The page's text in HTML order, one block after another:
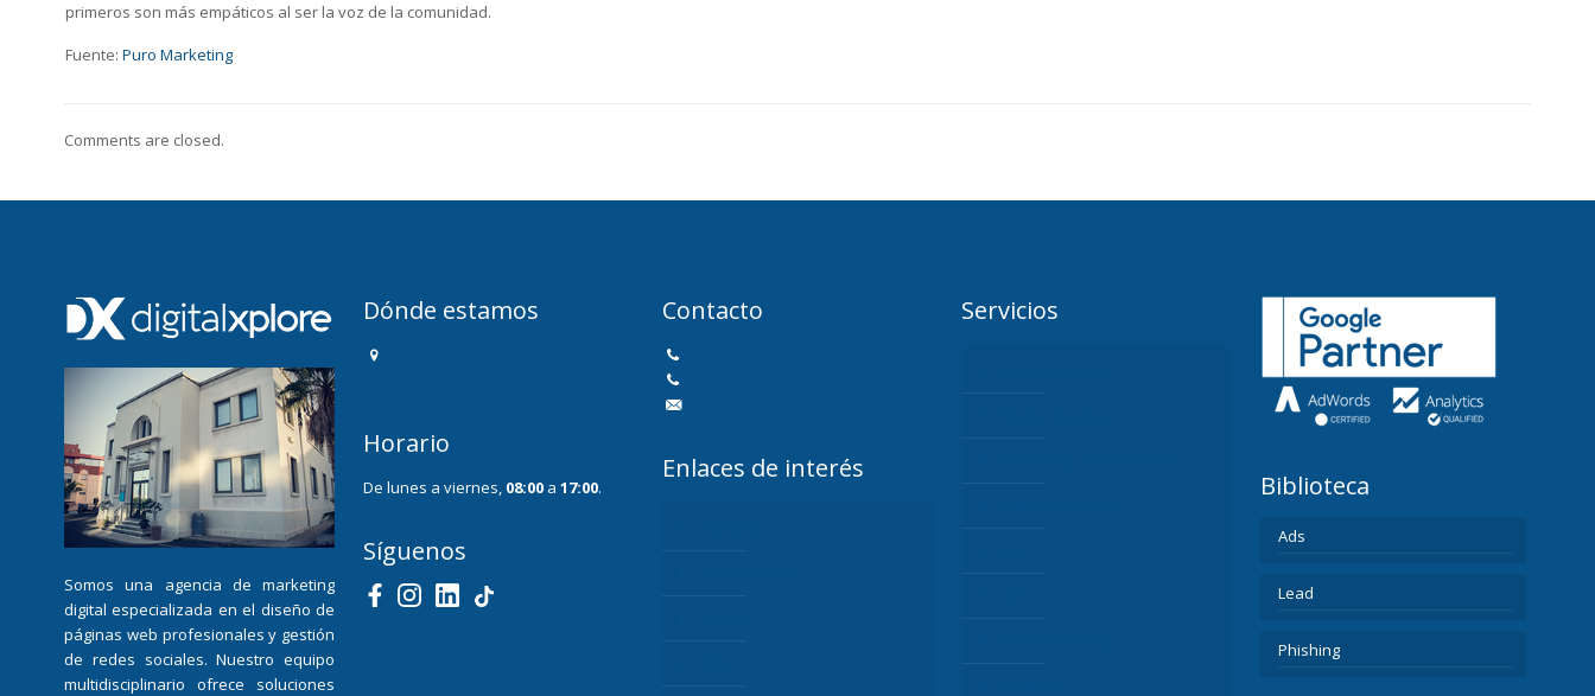
primeros son más empáticos al ser la voz de la comunidad.
Fuente: Puro Marketing
Comments are closed.
Somos una agencia de marketing
digital especializada en el diseño de
páginas web profesionales y gestión
de redes sociales. Nuestro equipo
multidisciplinario ofrece soluciones
Dónde estamos
Horario
De lunes a viernes, 08:00 a 17:00.
Síguenos
Contacto
Enlaces de interés
Servicios
Biblioteca
Ads
Lead
Phishing